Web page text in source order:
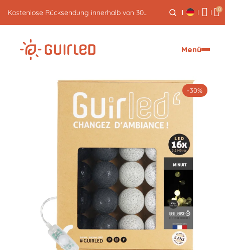
Kostenloser Expressversand ab 59€ 0
Menü
-30%